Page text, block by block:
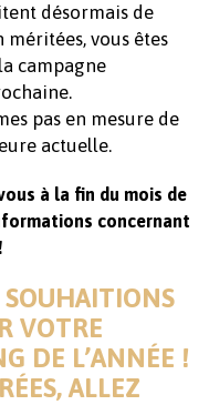
désormais de
méritées, vous êtes
campagne
pas en mesure de
actuelle.
à la fin du mois de
concernant
VOTRE
DE L’ANNÉE !
ALLEZ